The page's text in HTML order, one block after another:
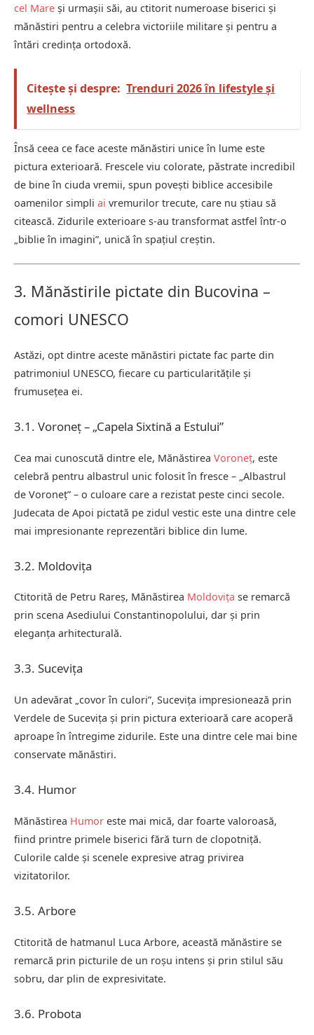
cel Mare și urmașii săi, au ctitorit numeroase biserici și
mănăstiri pentru a celebra victoriile militare și pentru a
întări credința ortodoxă.
Citește și despre: Trenduri 2026 în lifestyle și
wellness
Însă ceea ce face aceste mănăstiri unice în lume este
pictura exterioară. Frescele viu colorate, păstrate incredibil
de bine în ciuda vremii, spun povești biblice accesibile
oamenilor simpli ai vremurilor trecute, care nu știau să
citească. Zidurile exterioare s-au transformat astfel într-o
„biblie în imagini”, unică în spațiul creștin.
3. Mănăstirile pictate din Bucovina –
comori UNESCO
Astăzi, opt dintre aceste mănăstiri pictate fac parte din
patrimoniul UNESCO, fiecare cu particularitățile și
frumusețea ei.
3.1. Voroneț – „Capela Sixtină a Estului”
Cea mai cunoscută dintre ele, Mănăstirea Voroneț, este
celebră pentru albastrul unic folosit în fresce – „Albastrul
de Voroneț” – o culoare care a rezistat peste cinci secole.
Judecata de Apoi pictată pe zidul vestic este una dintre cele
mai impresionante reprezentări biblice din lume.
3.2. Moldovița
Ctitorită de Petru Rareș, Mănăstirea Moldovița se remarcă
prin scena Asediului Constantinopolului, dar și prin
eleganța arhitecturală.
3.3. Sucevița
Un adevărat „covor în culori”, Sucevița impresionează prin
Verdele de Sucevița și prin pictura exterioară care acoperă
aproape în întregime zidurile. Este una dintre cele mai bine
conservate mănăstiri.
3.4. Humor
Mănăstirea Humor este mai mică, dar foarte valoroasă,
fiind printre primele biserici fără turn de clopotniță.
Culorile calde și scenele expresive atrag privirea
vizitatorilor.
3.5. Arbore
Ctitorită de hatmanul Luca Arbore, această mănăstire se
remarcă prin picturile de un roșu intens și prin stilul său
sobru, dar plin de expresivitate.
3.6. Probota